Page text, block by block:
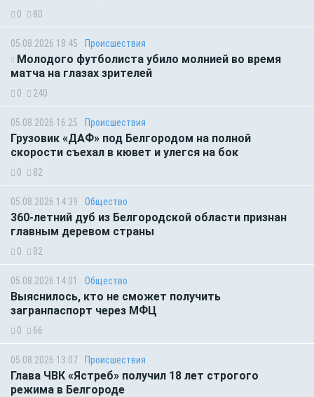
0 80
05.08.2026 18:45 Происшествия
Молодого футболиста убило молнией во время
матча на глазах зрителей
0 240
05.08.2026 16:25 Происшествия
Грузовик «ДАФ» под Белгородом на полной
скорости съехал в кювет и улегся на бок
0 82
05.08.2026 14:39 Общество
360-летний дуб из Белгородской области признан
главным деревом страны
0 82
05.08.2026 14:01 Общество
Выяснилось, кто не сможет получить
загранпаспорт через МФЦ
0 66
05.08.2026 13:07 Происшествия
Глава ЧВК «Ястреб» получил 18 лет строгого
режима в Белгороде